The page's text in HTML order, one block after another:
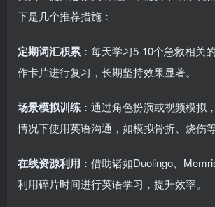
下是几个推荐措施：
定期词汇积累 ：每天学习5-10个急救相关
作卡片进行复习，长期坚持效果显著。
场景模拟训练 ：通过角色扮演或视频模拟
情况下使用英语沟通，如模拟骨折、烧伤等
在线资源利用 ：借助诸如Duolingo、
利用碎片时间进行英语学习，提升效率。